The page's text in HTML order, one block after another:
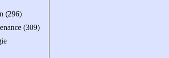
(296)
(309)